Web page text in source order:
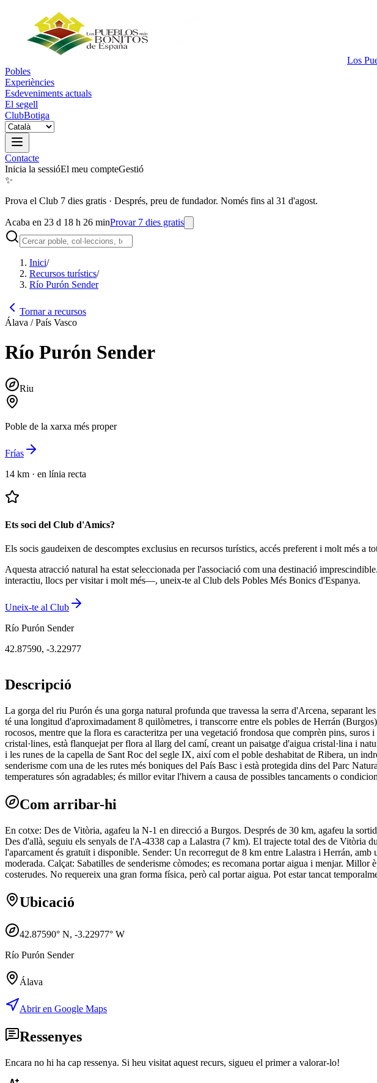
Los
Pobles
Experiències
Esdeveniments actuals
El segell
ClubBotiga
Contacte
Inicia la sessióEl meu compteGestió
✨
Prova el Club 7 dies gratis · Després, preu de fundador. Només fins al 31 d'agost.
Acaba en 23 d 18 h 26 minProvar 7 dies gratis
Inici/
Recursos turístics/
Río Purón Sender
Tornar a recursos
Álava / País Vasco
Río Purón Sender
Riu
Poble de la xarxa més proper
Frías
14 km · en línia recta
Ets soci del Club d'Amics?
Els socis gaudeixen de descomptes exclusius en recursos turístics, accés preferent i molt més a
Aquesta atracció natural ha estat seleccionada per l'associació com una destinació imprescindible.
interactiu, llocs per visitar i molt més—, uneix-te al Club dels Pobles Més Bonics d'Espanya.
Uneix-te al Club
Río Purón Sender
42.87590, -3.22977
Descripció
La gorga del riu Purón és una gorga natural profunda que travessa la serra d'Arcena,
té una longitud d'aproximadament 8 quilòmetres, i transcorre entre els pobles de Herrán
rocosos, mentre que la flora es caracteritza per una vegetació frondosa que comprèn pins,
cristal·lines, està flanquejat per flora al llarg del camí, creant un paisatge d'aigua cristal·lina i
i les runes de la capella de Sant Roc del segle IX, així com el poble deshabitat de Ribera, un
senderisme com una de les rutes més boniques del País Basc i està protegida dins del Parc
temperatures són agradables; és millor evitar l'hivern a causa de possibles tancaments o
Com arribar-hi
En cotxe: Des de Vitòria, agafeu la N-1 en direcció a Burgos. Després de 30 km, agafeu la
Des d'allà, seguiu els senyals de l'A-4338 cap a Lalastra (7 km). El trajecte total des de Vitòria
l'aparcament és gratuït i disponible. Sender: Un recorregut de 8 km entre Lalastra i Herrán,
moderada. Calçat: Sabatilles de senderisme còmodes; es recomana portar aigua i menjar.
costerudes. No requereix una gran forma física, però cal portar aigua. Pot estar tancat
Ubicació
42.87590° N, -3.22977° W
Río Purón Sender
Álava
Abrir en Google Maps
Ressenyes
Encara no hi ha cap ressenya. Si heu visitat aquest recurs, sigueu el primer a valorar-lo!